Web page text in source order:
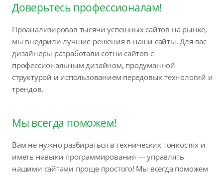
Доверьтесь профессионалам!
Проанализировав тысячи успешных сайтов на рынке,
мы внедрили лучшие решения в наши сайты. Для вас
дизайнеры разработали сотни сайтов с
профессиональным дизайном, продуманной
структурой и использованием передовых технологий и
трендов.
Мы всегда поможем!
Вам не нужно разбираться в технических тонкостях и
иметь навыки программирования — управлять
нашими сайтами проще простого! Мы всегда поможем